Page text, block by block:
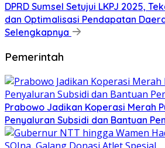
DPRD Sumsel Setujui LKPJ 2025,
dan Optimalisasi Pendapatan
Selengkapnya
Pemerintah
Prabowo Jadikan Koperasi Merah
Penyaluran Subsidi dan Bantuan